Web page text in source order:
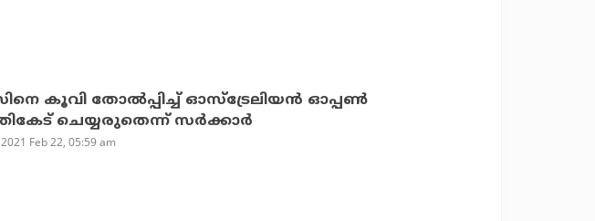
കൂവി തോല്‍പ്പിച്ച് ഓസ്‌ട്രേലിയന്‍ ഓപ്പണ്‍
ചെയ്യരുതെന്ന് സര്‍ക്കാര്‍
2021 Feb 22, 05:59 am